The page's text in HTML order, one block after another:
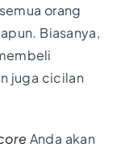
orang
Biasanya,
juga cicilan
Anda akan